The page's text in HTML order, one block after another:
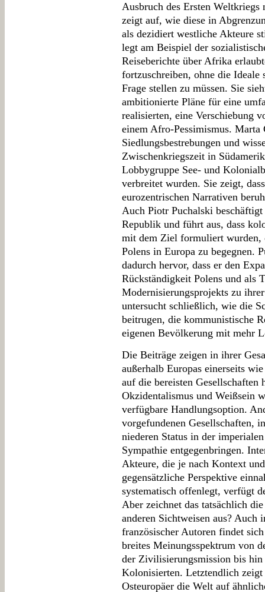
Ausbruch des Ersten
zeigt auf, wie diese in
als dezidiert westliche Akteure
legt am Beispiel der
Reiseberichte über Afrika
fortzuschreiben, ohne die
Frage stellen zu müssen. Sie
ambitionierte Pläne für eine
realisierten, eine Verschiebung
einem Afro-Pessimismus.
Siedlungsbestrebungen und
Zwischenkriegszeit in
Lobbygruppe See- und
verbreitet wurden. Sie zeigt,
eurozentrischen Narrativen
Auch Piotr Puchalski
Republik und führt aus, dass
mit dem Ziel formuliert wurden,
Polens in Europa zu begegnen.
dadurch hervor, dass er den
Rückständigkeit Polens und als
Modernisierungsprojekts zu
untersucht schließlich, wie die
beitrugen, die kommunistische
eigenen Bevölkerung mit mehr
Die Beiträge zeigen in ihrer
außerhalb Europas einerseits
auf die bereisten Gesellschaften
Okzidentalismus und Weißsein
verfügbare Handlungsoption.
vorgefundenen Gesellschaften,
niederen Status in der
Sympathie entgegenbringen.
Akteure, die je nach Kontext
gegensätzliche Perspektive
systematisch offenlegt, verfügt
Aber zeichnet das tatsächlich
anderen Sichtweisen aus? Auch
französischer Autoren findet
breites Meinungsspektrum von
der Zivilisierungsmission bis
Kolonisierten. Letztendlich
Osteuropäer die Welt auf